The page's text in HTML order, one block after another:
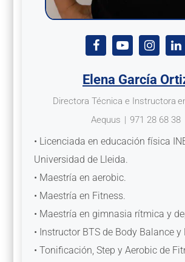
Elena García
Directora Técnica e Instructora
Aequus | 971 28 68 38
• Licenciada en educación física
Universidad de Lleida.
• Maestría en aerobic.
• Maestría en Fitness.
• Maestría en gimnasia rítmica y
• Instructor BTS de Body Balance
• Tonificación, Step y Aerobic de